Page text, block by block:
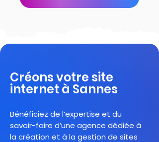
Créons votre site
internet à Sannes
Bénéficiez de l’expertise et du
savoir-faire d’une agence dédiée à
la création et à la gestion de sites